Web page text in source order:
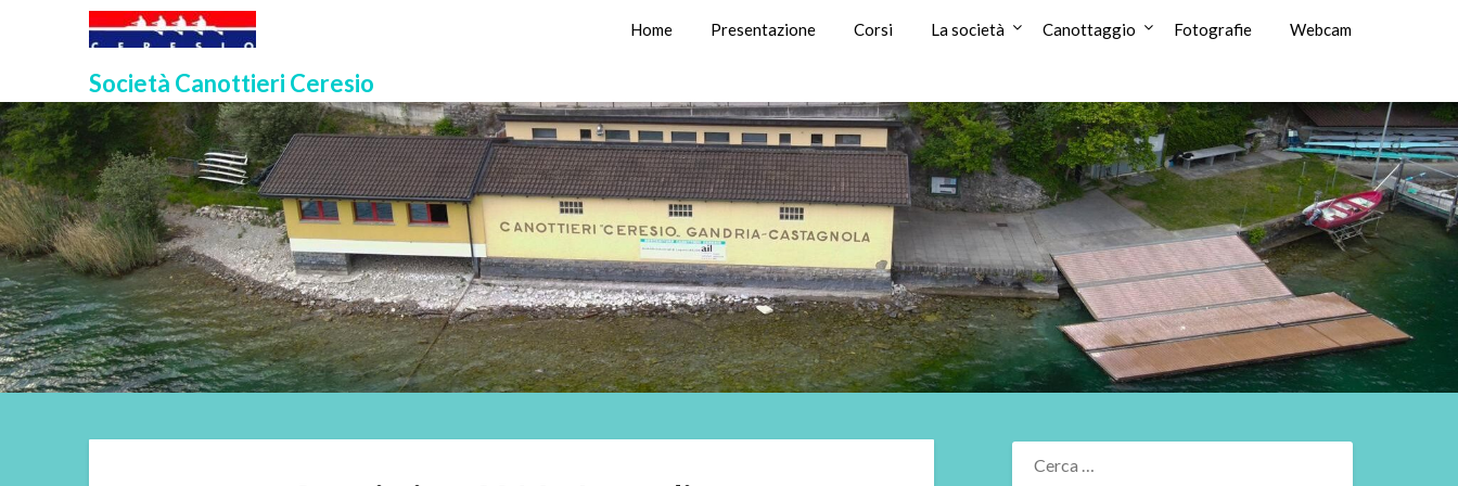
Società Canottieri Ceresio
Home Presentazione Corsi La società Canottaggio Fotografie Webcam
RICERCA
PER: